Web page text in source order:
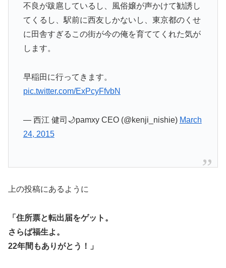
不良が跋扈しているし、風俗嬢が声かけて勧誘し
てくるし、駅前に西友しかないし、東京都のくせ
に田舎すぎるこの街が今の俺を育ててくれた気が
します。
早稲田に行ってきます。
pic.twitter.com/ExPcyFfvbN
— 西江 健司🌙pamxy CEO (@kenji_nishie) March
24, 2015
上の投稿にあるように
「住所票と転出届をゲット。
さらば福生よ。
22年間もありがとう！」